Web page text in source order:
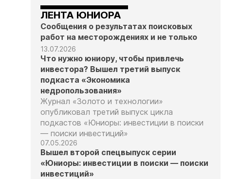
ЛЕНТА ЮНИОРА
Сообщения о результатах поисковых
работ на месторождениях и не только
13.07.2026
Что нужно юниору, чтобы привлечь
инвестора? Вышел третий выпуск
подкаста «Экономика
недропользования»
Журнал «Золото и технологии»
опубликовал третий выпуск цикла
подкастов «Юниоры: инвестиции в поиски
— поиски инвестиций»
07.05.2026
Вышел второй спецвыпуск серии
«Юниоры: инвестиции в поиски — поиски
инвестиций»